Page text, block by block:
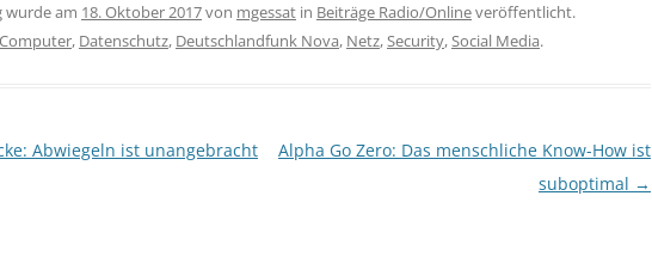
wurde am 18. Oktober 2017von mgessat in Beiträge Radio/Onlineveröffentlicht.
Computer, Datenschutz, Deutschlandfunk Nova, Netz,Security,Social Media.
Abwiegeln ist unangebracht
Alpha Go Zero: Das menschliche Know-How ist
suboptimal →